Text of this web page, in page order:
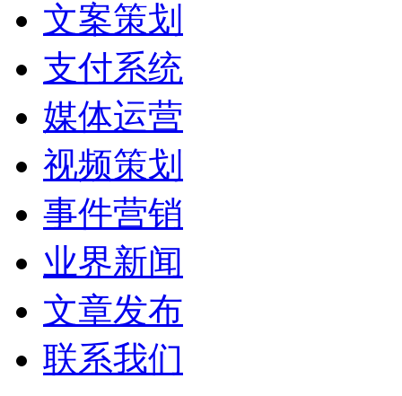
文案策划
支付系统
媒体运营
视频策划
事件营销
业界新闻
文章发布
联系我们